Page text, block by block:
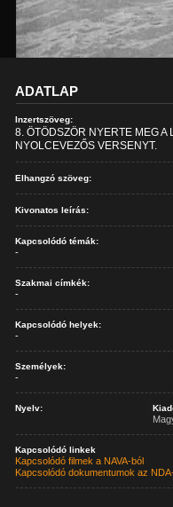
ADATLAP
Inzertszöveg:
8. ÖTÖDSZÖR NYERTE MEG A
NYOLCEVEZŐS VERSENYT.
Elhangzó szöveg:
Kivonatos leírás:
Kapcsolódó témák:
-
Szakmai címkék:
-
Kapcsolódó helyek:
-
Személyek:
-
Nyelv:
Kapcsolódó linkek
Kapcsolódó filmek a NAVA-ból
Kapcsolódó dokumentumok az